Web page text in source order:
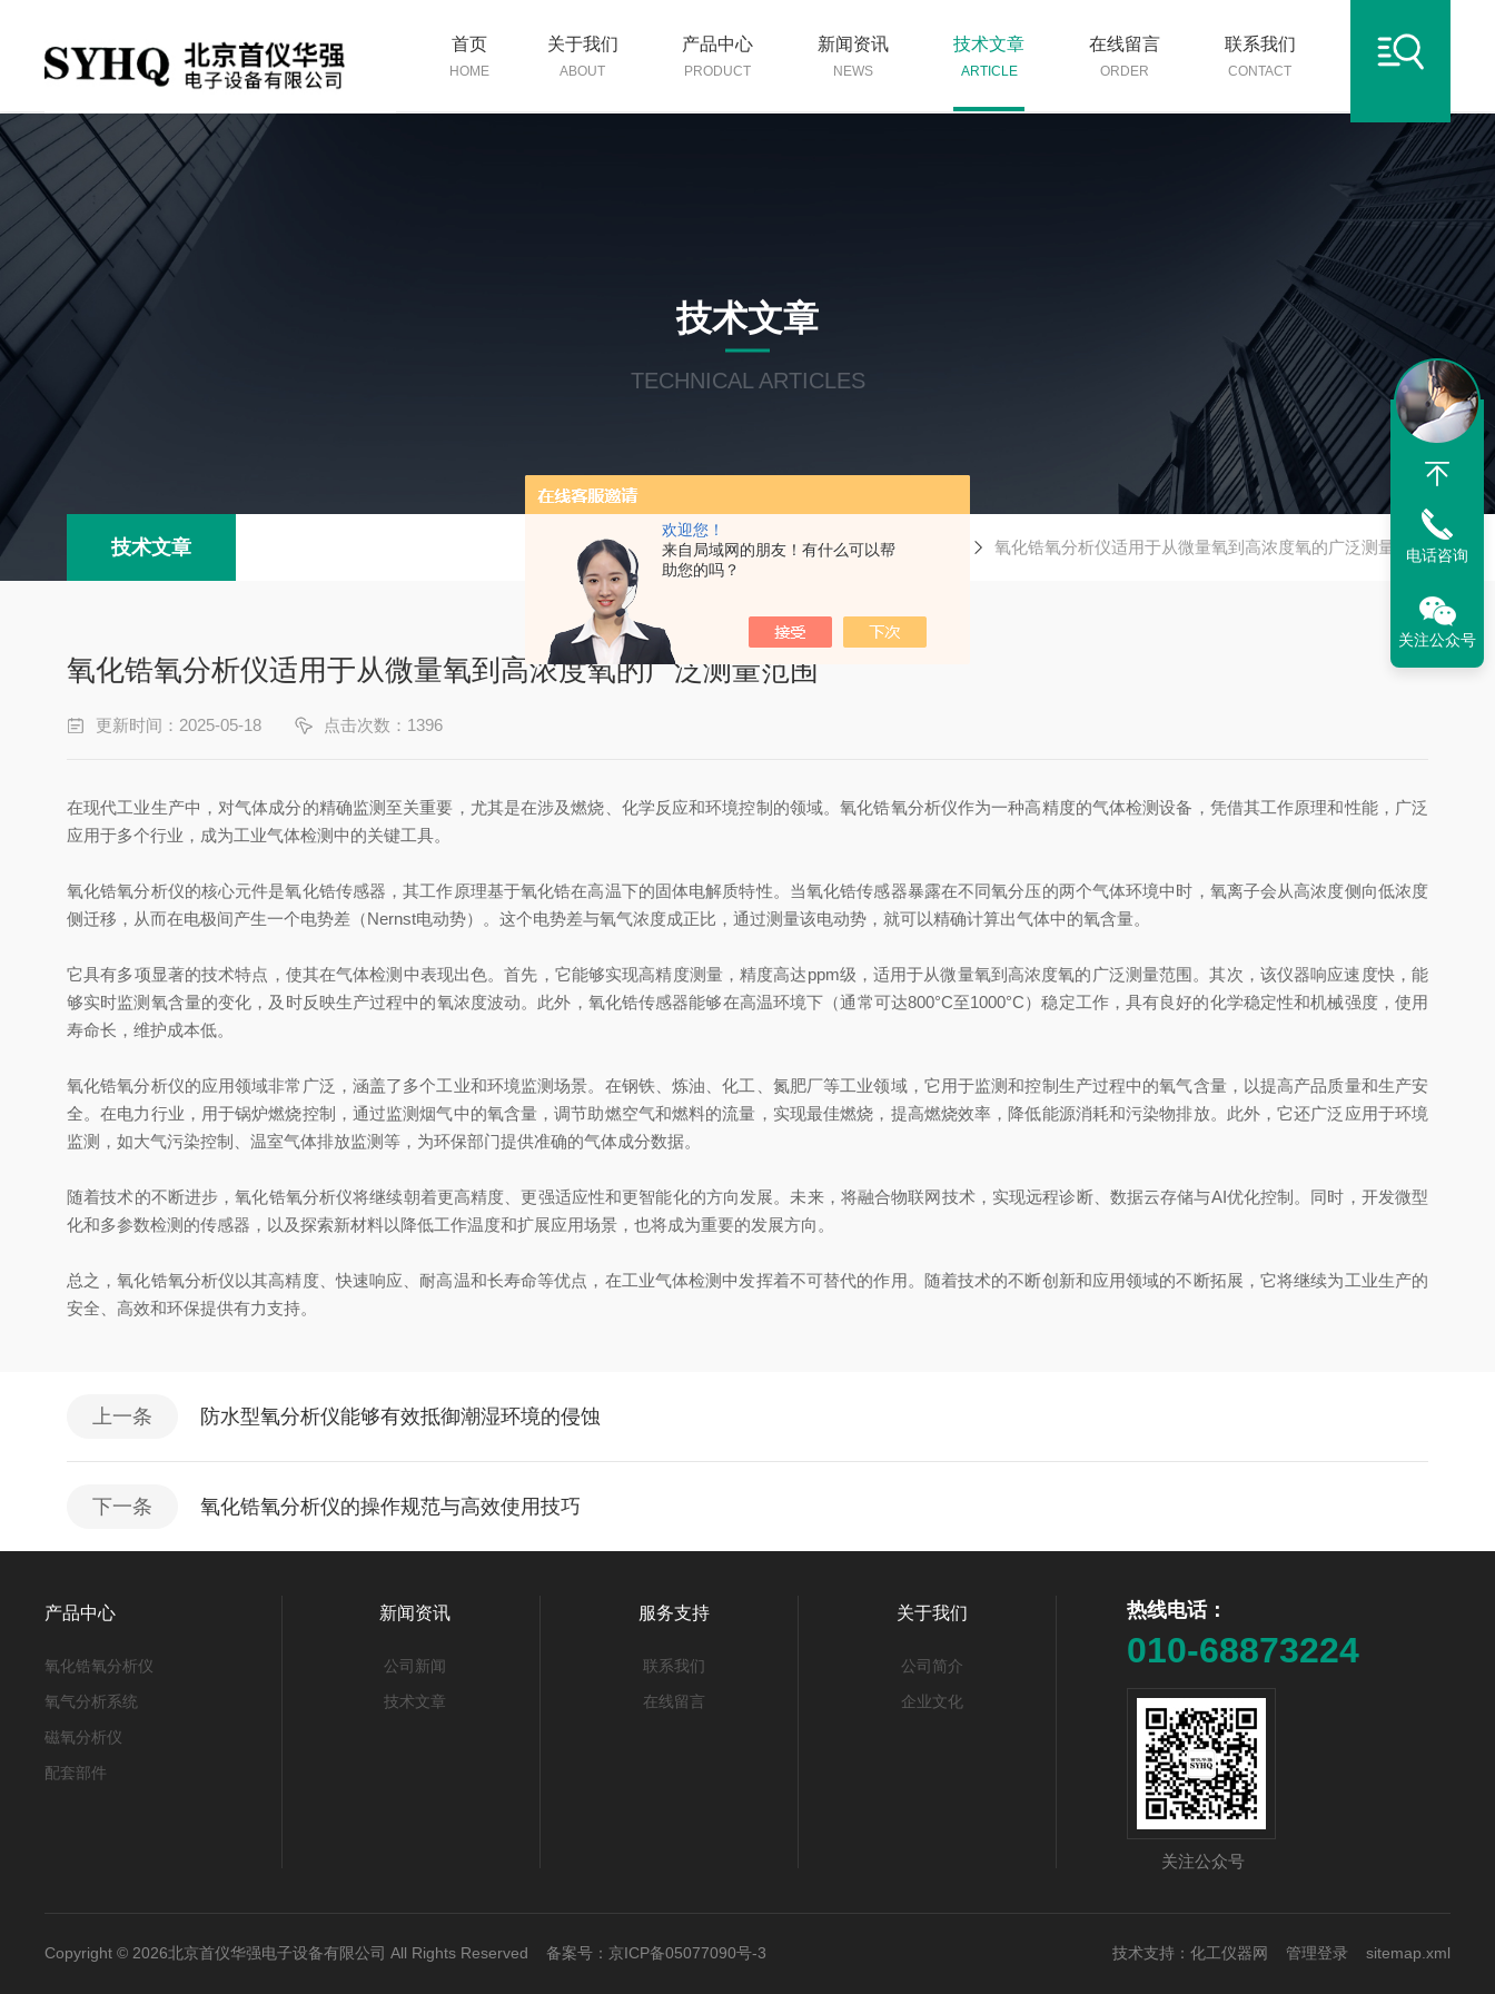
欢迎您！
来自局域网的朋友！有什么可以帮
助您的吗？
首页
HOME
关于我们
ABOUT
产品中心
PRODUCT
新闻资讯
NEWS
技术文章
ARTICLE
在线留言
ORDER
联系我们
CONTACT
技术文章
TECHNICAL ARTICLES
技术文章 当前位置：首页 氧化锆氧分析仪适用于从微量氧到高浓度氧的广泛测量范围
氧化锆氧分析仪适用于从微量氧到高浓度氧的广泛测量范围
更新时间：2025-05-18 点击次数：1396
在现代工业生产中，对气体成分的精确监测至关重要，尤其是在涉及燃烧、化学反应和环境控制的领域。氧化锆氧分析仪作为一种高精度的气体检测设备，凭借其工作原理和性能，广泛
应用于多个行业，成为工业气体检测中的关键工具。
氧化锆氧分析仪的核心元件是氧化锆传感器，其工作原理基于氧化锆在高温下的固体电解质特性。当氧化锆传感器暴露在不同氧分压的两个气体环境中时，氧离子会从高浓度侧向低浓度
侧迁移，从而在电极间产生一个电势差（Nernst电动势）。这个电势差与氧气浓度成正比，通过测量该电动势，就可以精确计算出气体中的氧含量。
它具有多项显著的技术特点，使其在气体检测中表现出色。首先，它能够实现高精度测量，精度高达ppm级，适用于从微量氧到高浓度氧的广泛测量范围。其次，该仪器响应速度快，能
够实时监测氧含量的变化，及时反映生产过程中的氧浓度波动。此外，氧化锆传感器能够在高温环境下（通常可达800°C至1000°C）稳定工作，具有良好的化学稳定性和机械强度，使用
寿命长，维护成本低。
氧化锆氧分析仪的应用领域非常广泛，涵盖了多个工业和环境监测场景。在钢铁、炼油、化工、氮肥厂等工业领域，它用于监测和控制生产过程中的氧气含量，以提高产品质量和生产安
全。在电力行业，用于锅炉燃烧控制，通过监测烟气中的氧含量，调节助燃空气和燃料的流量，实现最佳燃烧，提高燃烧效率，降低能源消耗和污染物排放。此外，它还广泛应用于环境
监测，如大气污染控制、温室气体排放监测等，为环保部门提供准确的气体成分数据。
随着技术的不断进步，氧化锆氧分析仪将继续朝着更高精度、更强适应性和更智能化的方向发展。未来，将融合物联网技术，实现远程诊断、数据云存储与AI优化控制。同时，开发微型
化和多参数检测的传感器，以及探索新材料以降低工作温度和扩展应用场景，也将成为重要的发展方向。
总之，氧化锆氧分析仪以其高精度、快速响应、耐高温和长寿命等优点，在工业气体检测中发挥着不可替代的作用。随着技术的不断创新和应用领域的不断拓展，它将继续为工业生产的
安全、高效和环保提供有力支持。
上一条 防水型氧分析仪能够有效抵御潮湿环境的侵蚀
下一条 氧化锆氧分析仪的操作规范与高效使用技巧
热线电话：
010-68873224
关注公众号
产品中心
氧化锆氧分析仪
氧气分析系统
磁氧分析仪
配套部件
新闻资讯
公司新闻
技术文章
服务支持
联系我们
在线留言
关于我们
公司简介
企业文化
Copyright © 2026北京首仪华强电子设备有限公司 All Rights Reserved 备案号： 京ICP备05077090号-3 技术支持： 化工仪器网 管理登录 sitemap.xml
电话咨询
关注公众号